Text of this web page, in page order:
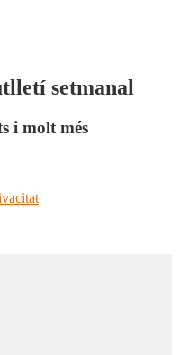
setmanal
i molt més